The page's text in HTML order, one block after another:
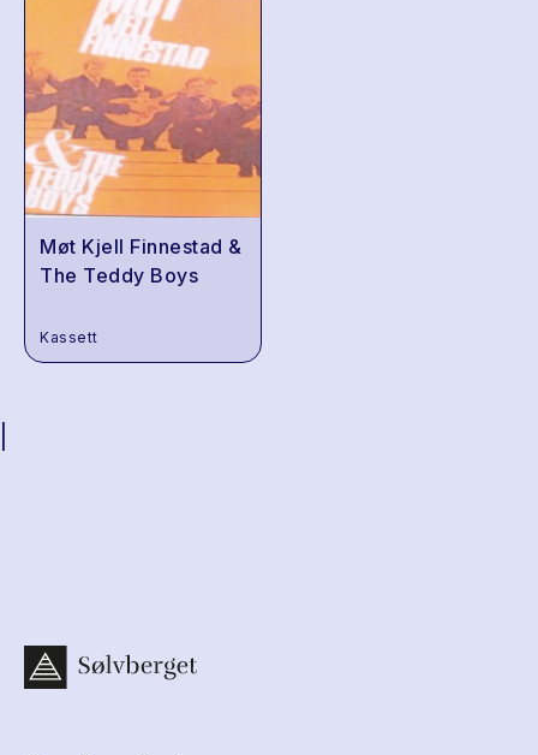
Møt Kjell Finnestad &
The Teddy Boys
Kassett